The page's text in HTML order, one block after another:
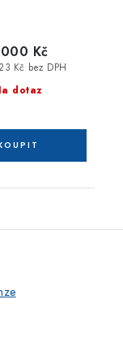
dotaz
Kč bez DPH
Kč